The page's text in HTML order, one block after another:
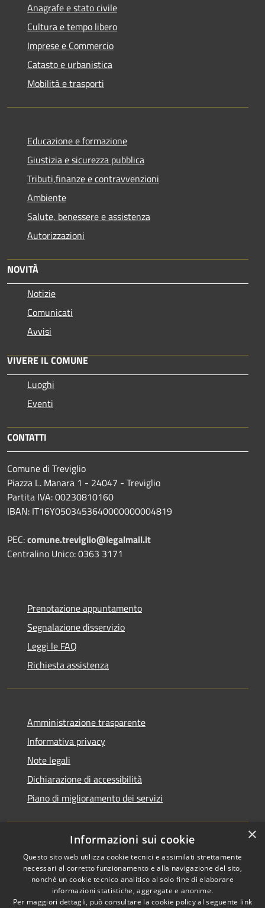
Anagrafe e stato civile
Cultura e tempo libero
Imprese e Commercio
Catasto e urbanistica
Mobilità e trasporti
Educazione e formazione
Giustizia e sicurezza pubblica
Tributi,finanze e contravvenzioni
Ambiente
Salute, benessere e assistenza
Autorizzazioni
NOVITÀ
Notizie
Comunicati
Avvisi
VIVERE IL COMUNE
Luoghi
Eventi
CONTATTI
Comune di Treviglio
Piazza L. Manara 1 - 24047 - Treviglio
Partita IVA: 00230810160
IBAN: IT16Y0503453640000000004819
PEC:comune.treviglio@legalmail.it
Centralino Unico: 0363 3171
Prenotazione appuntamento
Segnalazione disservizio
Leggi le FAQ
Richiesta assistenza
Amministrazione trasparente
Informativa privacy
Note legali
Dichiarazione di accessibilità
Piano di miglioramento dei servizi
RSS
Accessibilità
Privacy
Cookie
Copyright © 2026 • Comune di
Treviglio • Powered by
Municipium•Accesso
redazione
×
Informazioni sui cookie
Questo sito web utilizza cookie tecnici e assimilati strettamente
necessari al corretto funzionamento e alla navigazione del sito,
nonché un cookie tecnico analitico al solo fine di elaborare
informazioni statistiche, aggregate e anonime.
Per maggiori dettagli, può consultare la cookie policy al seguente link